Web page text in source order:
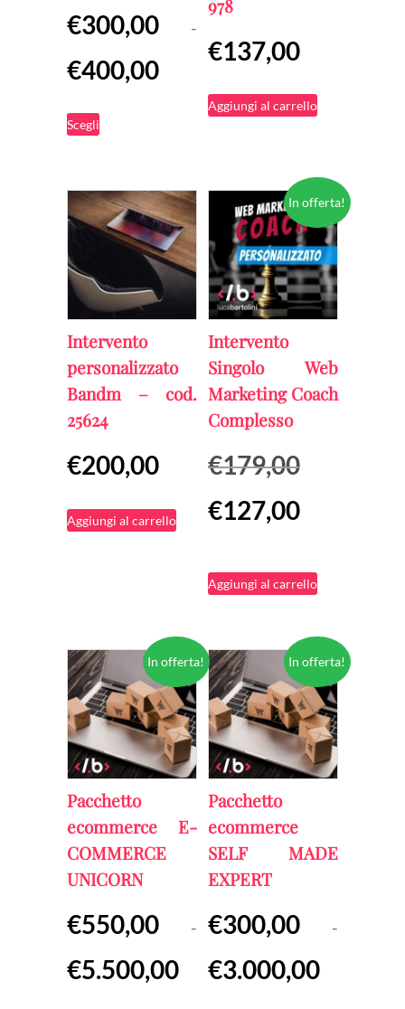
€300,00 -
€400,00
prezzo:
a
€400,00
ScegliQuesto
più
varianti.
opzioni
essere
scelte
nella
pagina
prodotto
978
€137,00
Aggiungi al carrello
Intervento
personalizzato
Bandm – cod.
25624
€200,00
Aggiungi al carrello
In offerta!
Intervento
Singolo Web
Marketing Coach
Complesso
€179,00
originale
€179,00.
€127,00Il
è:
Aggiungi al carrello
In offerta!
Pacchetto
ecommerce E-
COMMERCE
UNICORN
€550,00 -
€5.500,00Fascia
In offerta!
Pacchetto
ecommerce
SELF MADE
EXPERT
€300,00 -
€3.000,00Fascia